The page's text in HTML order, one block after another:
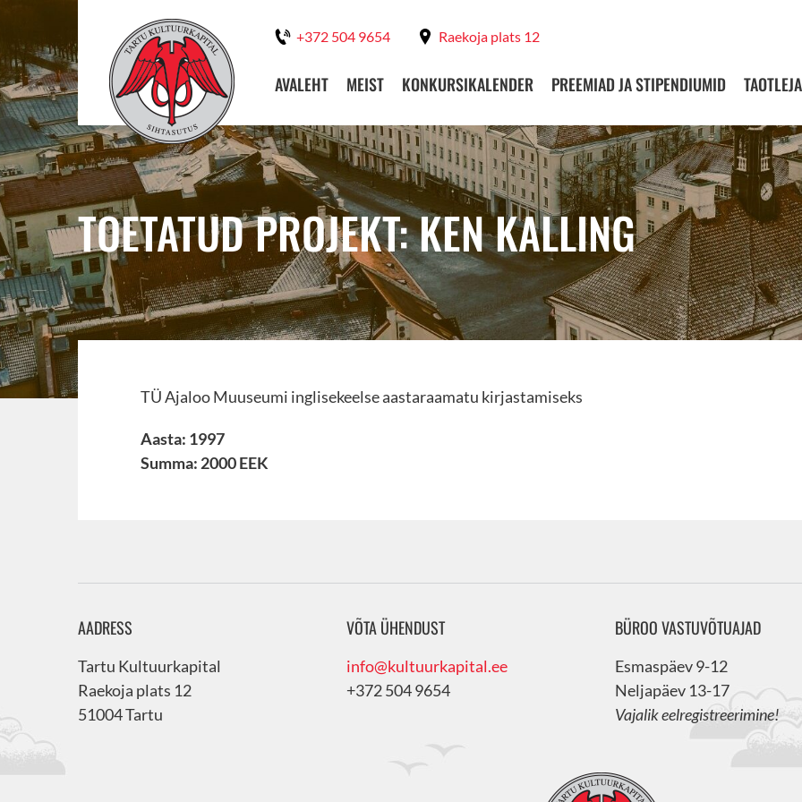
+372 504 9654 Raekoja plats 12
AVALEHT MEIST KONKURSIKALENDER PREEMIAD JA STIPENDIUMID
TOETATUD PROJEKT: KEN KALLING
TÜ Ajaloo Muuseumi inglisekeelse aastaraamatu kirjastamiseks
Aasta: 1997
Summa: 2000 EEK
AADRESS
Tartu Kultuurkapital
Raekoja plats 12
51004 Tartu
VÕTA ÜHENDUST
info@kultuurkapital.ee
+372 504 9654
BÜROO VASTUVÕTUAJAD
Esmaspäev 9-12
Neljapäev 13-17
Vajalik eelregistreerimine!